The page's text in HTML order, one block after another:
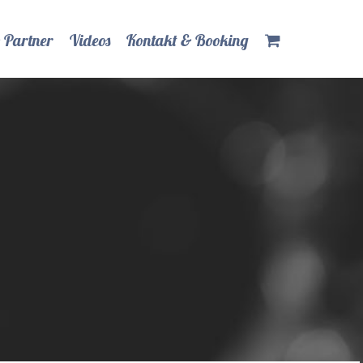
Partner Videos Kontakt & Booking